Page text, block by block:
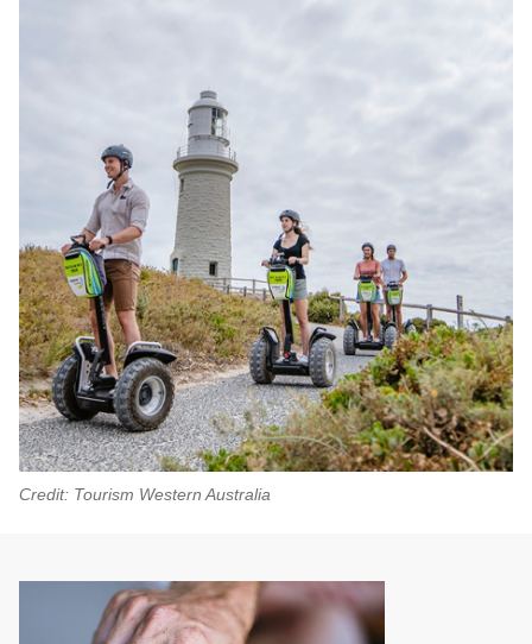
Credit: Tourism Western Australia